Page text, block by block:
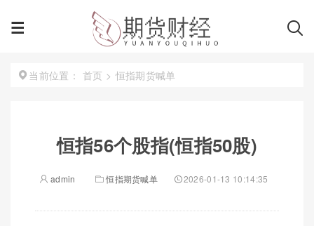
当前位置： 首页 > 恒指期货喊单
恒指56个股指(恒指50股)
admin 恒指期货喊单 2026-01-13 10:14:35